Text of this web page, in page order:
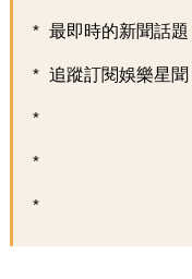
最即時的新聞話
追蹤訂閱娛樂星